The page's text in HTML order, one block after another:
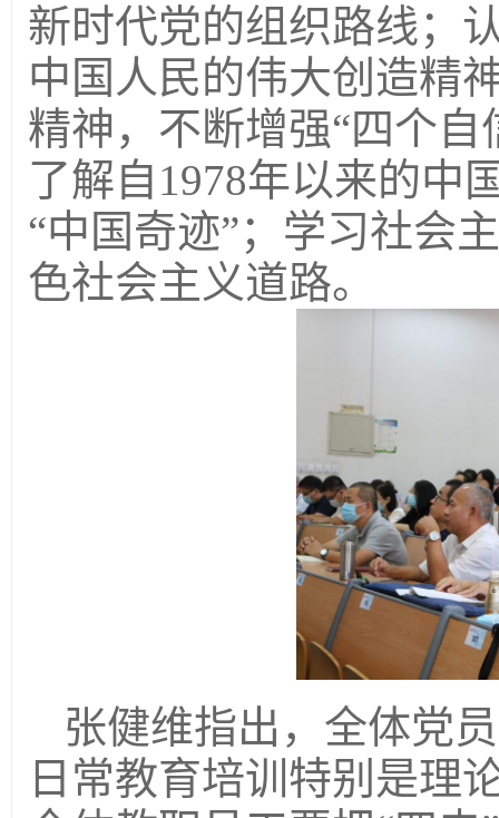
新时代党的组织路线；
中国人民的伟大创造精
精神，不断增强“四个
了解自1978年以来的中
“中国奇迹”；学习社会
色社会主义道路。
张健维指出，全体党
日常教育培训特别是理